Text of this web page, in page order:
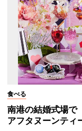
食べる
南港の結婚式場で
アフタヌーンティ